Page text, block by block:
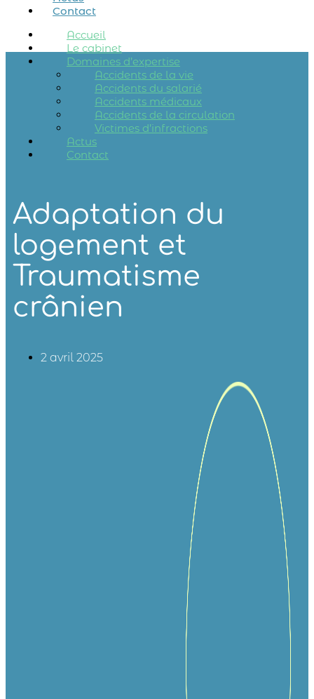
Contact
Accueil
Le cabinet
Domaines d’expertise
Accidents de la vie
Accidents du salarié
Accidents médicaux
Accidents de la circulation
Victimes d’infractions
Actus
Contact
Adaptation du
logement et
Traumatisme
crânien
2 avril 2025